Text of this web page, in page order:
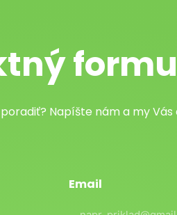
Napíšte nám a my
Email